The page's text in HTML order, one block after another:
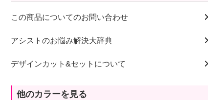
この商品についてのお問い合わせ
アシストのお悩み解決大辞典
デザインカット&セットについて
他のカラーを見る